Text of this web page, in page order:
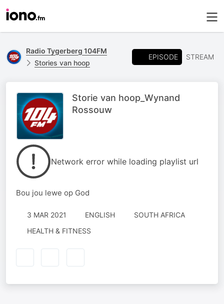
Radio Tygerberg 104FM
Stories van hoop
EPISODE STREAM
Storie van hoop_Wynand
Rossouw
Network error while loading playlist url
Bou jou lewe op God
3 MAR 2021 ENGLISH
SOUTH AFRICA
HEALTH & FITNESS